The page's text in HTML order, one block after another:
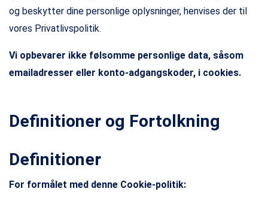
og beskytter dine personlige oplysninger, henvises der til
vores Privatlivspolitik.
Vi opbevarer ikke følsomme personlige data, såsom
emailadresser eller konto-adgangskoder, i cookies.
Definitioner og Fortolkning
Definitioner
For formålet med denne Cookie-politik: